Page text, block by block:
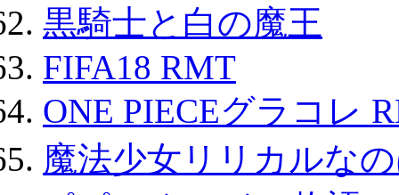
黒騎士と白の魔王
FIFA18 RMT
ONE PIECEグラコレ
魔法少女リリカルな